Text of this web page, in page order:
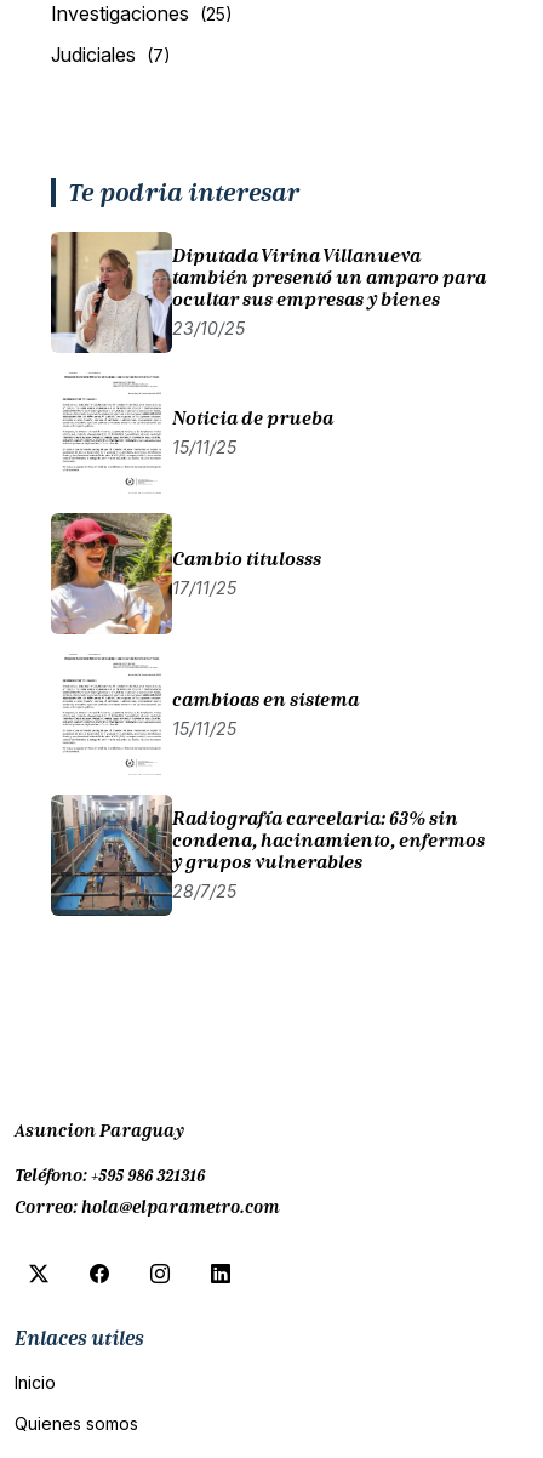
Investigaciones (25)
Judiciales (7)
Te podria interesar
Diputada Virina Villanueva
también presentó un amparo para
ocultar sus empresas y bienes
23/10/25
Noticia de prueba
15/11/25
Cambio titulosss
17/11/25
cambioas en sistema
15/11/25
Radiografía carcelaria: 63% sin
condena, hacinamiento, enfermos
y grupos vulnerables
28/7/25
Asuncion Paraguay
Teléfono:+595 986 321316
Correo:hola@elparametro.com
Enlaces utiles
Inicio
Quienes somos